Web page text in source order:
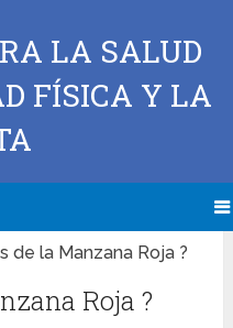
LA SALUD
FÍSICA Y LA
de la Manzana Roja ?
Roja ?